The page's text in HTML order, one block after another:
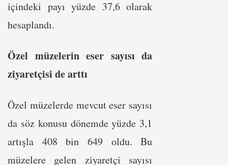
içindeki payı yüzde 37,6 olarak
hesaplandı.
Özel müzelerin eser sayısı da
ziyaretçisi de arttı
Özel müzelerde mevcut eser sayısı
da söz konusu dönemde yüzde 3,1
artışla 408 bin 649 oldu. Bu
müzelere gelen ziyaretçi sayısı